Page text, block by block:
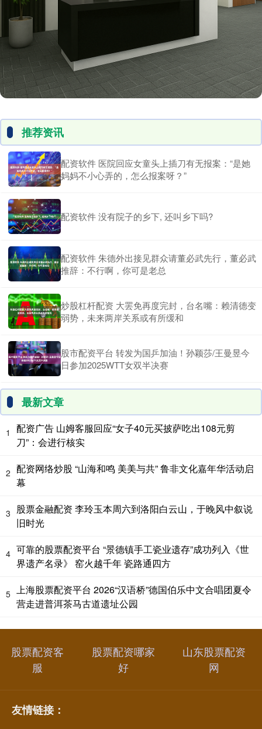
推荐资讯
配资软件 医院回应女童头上插刀有无报案：“是她
妈妈不小心弄的，怎么报案呀？”
配资软件 没有院子的乡下, 还叫乡下吗?
配资软件 朱德外出接见群众请董必武先行，董必武
推辞：不行啊，你可是老总
炒股杠杆配资 大罢免再度完封，台名嘴：赖清德变
弱势，未来两岸关系或有所缓和
股市配资平台 转发为国乒加油！孙颖莎/王曼昱今
日参加2025WTT女双半决赛
最新文章
1
配资广告 山姆客服回应“女子40元买披萨吃出108元剪
刀”：会进行核实
2 配资网络炒股 “山海和鸣 美美与共” 鲁非文化嘉年华活动启
幕
3
股票金融配资 李玲玉本周六到洛阳白云山，于晚风中叙说
旧时光
4 可靠的股票配资平台 “景德镇手工瓷业遗存”成功列入《世
界遗产名录》 窑火越千年 瓷路通四方
5
上海股票配资平台 2026“汉语桥”德国伯乐中文合唱团夏令
营走进普洱茶马古道遗址公园
股票配资客
服
股票配资哪家
好
山东股票配资
网
友情链接：